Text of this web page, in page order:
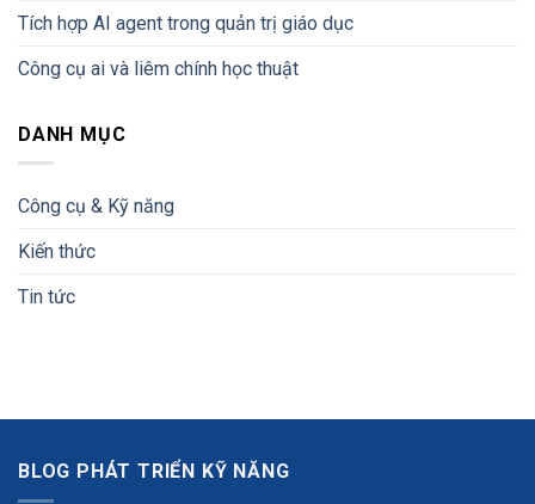
Tích hợp AI agent trong quản trị giáo dục
Công cụ ai và liêm chính học thuật
DANH MỤC
Công cụ & Kỹ năng
Kiến thức
Tin tức
BLOG PHÁT TRIỂN KỸ NĂNG